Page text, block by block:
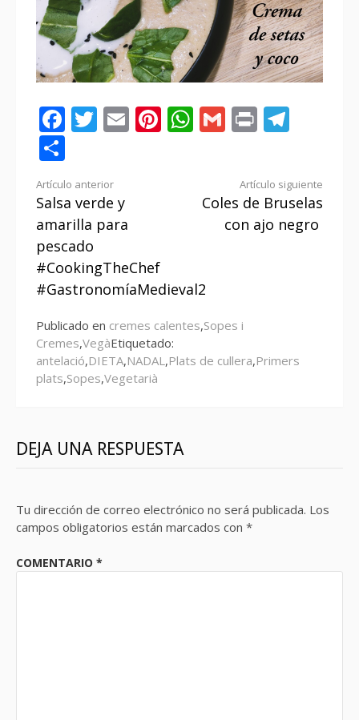
Facebook
Twitter
EmailPinterest
WhatsApp
Gmail
Print
Seguir
leyendo
Artículo anterior
Salsa verde y
amarilla para
pescado
#CookingTheChef
#GastronomíaMedieval2
Artículo siguiente
Coles de Bruselas
con ajo negro
Publicado en cremes calentes,Sopes i
Cremes,VegàEtiquetado:
antelació,DIETA,NADAL ,Plats de cullera,Primers
plats,Sopes,Vegetarià
DEJA UNA RESPUESTA
Tu dirección de correo electrónico no será publicada. Los
campos obligatorios están marcados con *
COMENTARIO *